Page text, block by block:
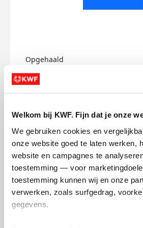
Welkom bij KWF. Fijn dat je onze
We gebruiken cookies en
onze website goed te laten werken,
website en campagnes te
toestemming — voor
toestemming kunnen wij en onze
verwerken, zoals surfgedrag,
gegevens.
Opgehaald
€0
Finn's